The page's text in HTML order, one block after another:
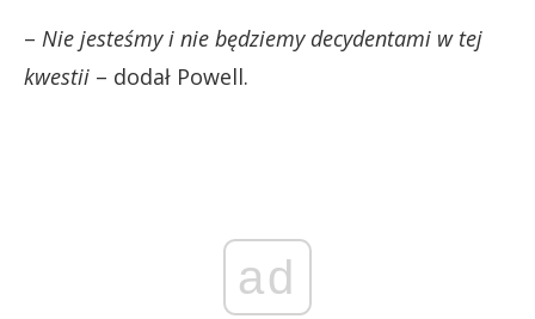
– Nie jesteśmy i nie będziemy decydentami w tej
kwestii – dodał Powell.
ad